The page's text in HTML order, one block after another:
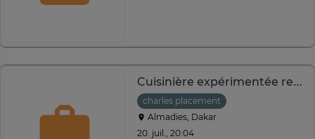
Cuisinière expérimentée recherchée – Almadies
charles placement
Almadies, Dakar
20. juil., 20:04